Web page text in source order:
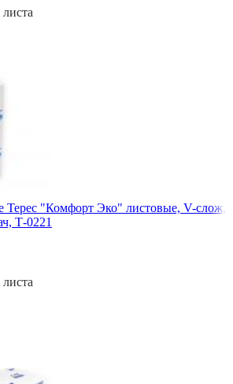
Терес "Комфорт Эко" листовые, V-слож,
Т-0221